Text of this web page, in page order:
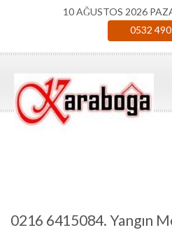
10 AĞUSTOS 2026
0532
0216 6415084. Yangın